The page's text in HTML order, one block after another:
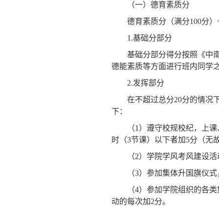
（一）德育素质分
德育素质分（满分100分）
1.基础分部分
基础分部分得分按照《中
德能素质等方面进行班内同学
2.发挥部分
在不超过总分20分的情况
下：
（1 ）遵守校规校纪，上
时（3节课）以下者加5分（无
（2）学院学风考风建设
（3）参加集体升国旗仪
（4）参加学院组织的各
动的每次加2分。